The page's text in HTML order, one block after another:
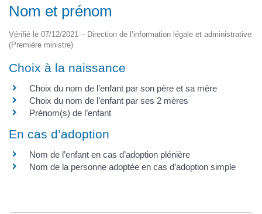
Nom et prénom
Vérifié le 07/12/2021 – Direction de l’information légale et administrative
(Première ministre)
Choix à la naissance
Choix du nom de l’enfant par son père et sa mère
Choix du nom de l’enfant par ses 2 mères
Prénom(s) de l’enfant
En cas d’adoption
Nom de l’enfant en cas d’adoption plénière
Nom de la personne adoptée en cas d’adoption simple